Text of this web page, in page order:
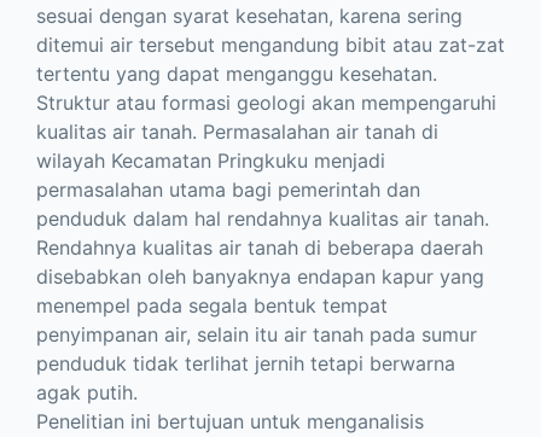
sesuai dengan syarat kesehatan, karena sering
ditemui air tersebut mengandung bibit atau zat-zat
tertentu yang dapat menganggu kesehatan.
Struktur atau formasi geologi akan mempengaruhi
kualitas air tanah. Permasalahan air tanah di
wilayah Kecamatan Pringkuku menjadi
permasalahan utama bagi pemerintah dan
penduduk dalam hal rendahnya kualitas air tanah.
Rendahnya kualitas air tanah di beberapa daerah
disebabkan oleh banyaknya endapan kapur yang
menempel pada segala bentuk tempat
penyimpanan air, selain itu air tanah pada sumur
penduduk tidak terlihat jernih tetapi berwarna
agak putih.
Penelitian ini bertujuan untuk menganalisis